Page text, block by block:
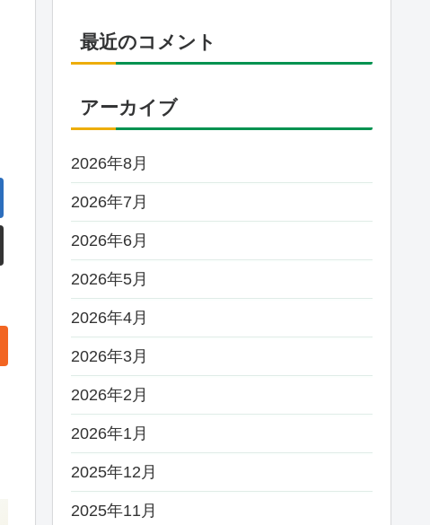
最近のコメント
アーカイブ
2026年8月
2026年7月
2026年6月
2026年5月
2026年4月
2026年3月
2026年2月
2026年1月
2025年12月
2025年11月